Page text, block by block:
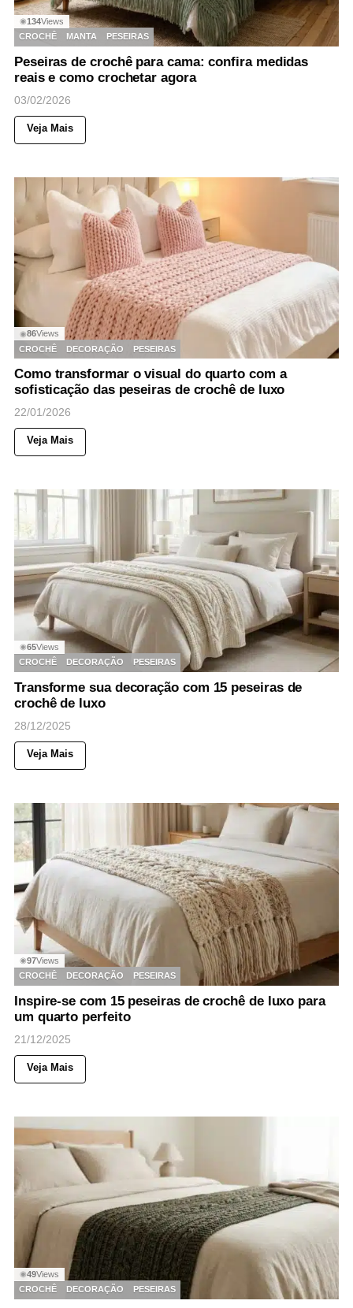
◉134Views
CROCHÊ
MANTA PESEIRAS
Peseiras de crochê para cama: confira medidas
reais e como crochetar agora
03/02/2026
Veja Mais
◉86Views
CROCHÊ
DECORAÇÃO PESEIRAS
Como transformar o visual do quarto com a
sofisticação das peseiras de crochê de luxo
22/01/2026
Veja Mais
◉65Views
CROCHÊ
DECORAÇÃO PESEIRAS
Transforme sua decoração com 15 peseiras de
crochê de luxo
28/12/2025
Veja Mais
◉97Views
CROCHÊ
DECORAÇÃO PESEIRAS
Inspire-se com 15 peseiras de crochê de luxo para
um quarto perfeito
21/12/2025
Veja Mais
◉49Views
CROCHÊ
DECORAÇÃO PESEIRAS